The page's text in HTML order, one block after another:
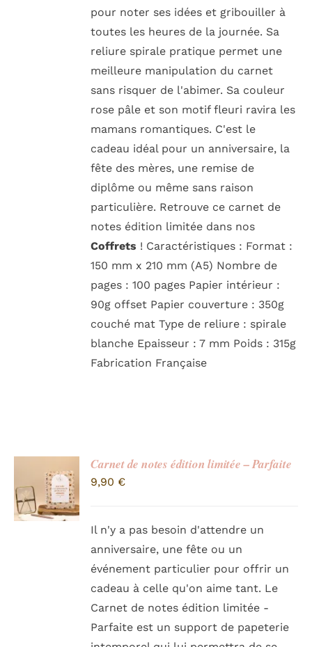
pour noter ses idées et gribouiller à
toutes les heures de la journée. Sa
reliure spirale pratique permet une
meilleure manipulation du carnet
sans risquer de l'abimer. Sa couleur
rose pâle et son motif fleuri ravira les
mamans romantiques. C'est le
cadeau idéal pour un anniversaire, la
fête des mères, une remise de
diplôme ou même sans raison
particulière. Retrouve ce carnet de
notes édition limitée dans nos
Coffrets ! Caractéristiques : Format :
150 mm x 210 mm (A5) Nombre de
pages : 100 pages Papier intérieur :
90g offset Papier couverture : 350g
couché mat Type de reliure : spirale
blanche Epaisseur : 7 mm Poids : 315g
Fabrication Française
Carnet de notes édition limitée – Parfaite
9,90 €
Il n'y a pas besoin d'attendre un
anniversaire, une fête ou un
événement particulier pour offrir un
cadeau à celle qu'on aime tant. Le
Carnet de notes édition limitée -
Parfaite est un support de papeterie